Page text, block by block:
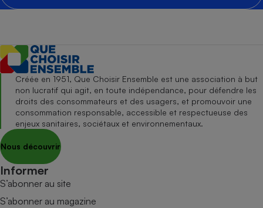
Créée en 1951, Que Choisir Ensemble est une association à but
non lucratif qui agit, en toute indépendance, pour défendre les
droits des consommateurs et des usagers, et promouvoir une
consommation responsable, accessible et respectueuse des
enjeux sanitaires, sociétaux et environnementaux.
Nous découvrir
Informer
S’abonner au site
S’abonner au magazine